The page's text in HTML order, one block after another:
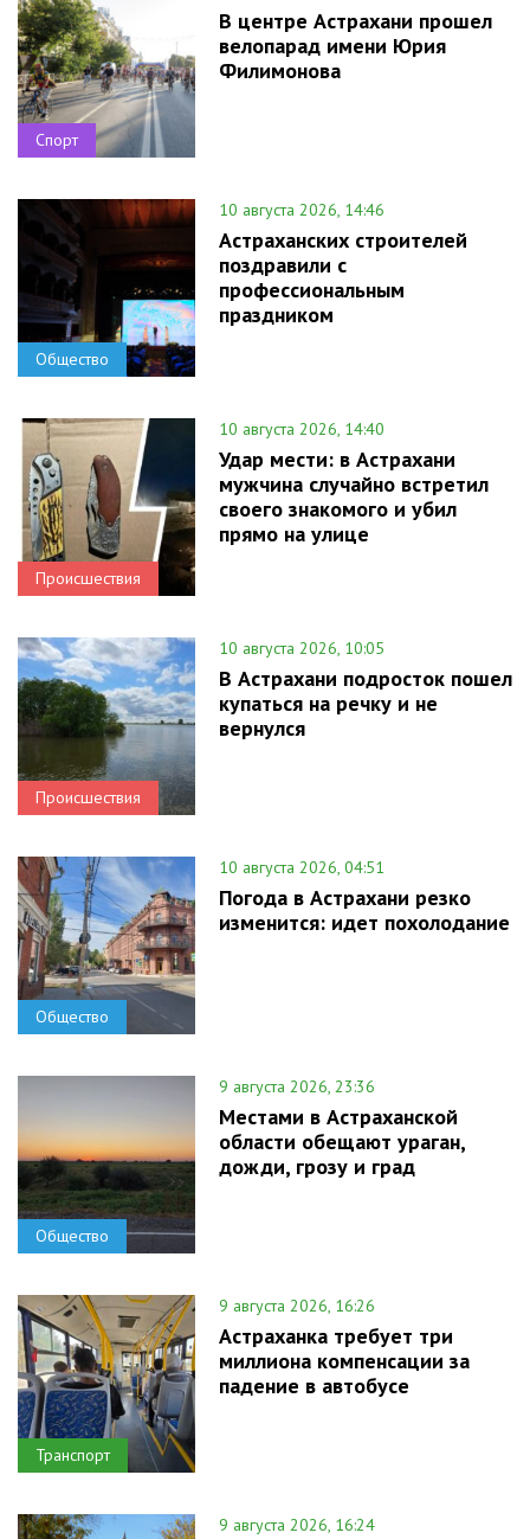
Спорт
В центре Астрахани прошел
велопарад имени Юрия
Филимонова
Общество
10 августа 2026, 14:46
Астраханских строителей
поздравили с
профессиональным
праздником
Происшествия
10 августа 2026, 14:40
Удар мести: в Астрахани
мужчина случайно встретил
своего знакомого и убил
прямо на улице
Происшествия
10 августа 2026, 10:05
В Астрахани подросток пошел
купаться на речку и не
вернулся
Общество
10 августа 2026, 04:51
Погода в Астрахани резко
изменится: идет похолодание
Общество
9 августа 2026, 23:36
Местами в Астраханской
области обещают ураган,
дожди, грозу и град
Транспорт
9 августа 2026, 16:26
Астраханка требует три
миллиона компенсации за
падение в автобусе
9 августа 2026, 16:24